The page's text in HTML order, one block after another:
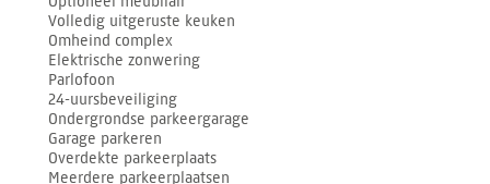
Volledig uitgeruste keuken
Omheind complex
Elektrische zonwering
Parlofoon
24-uursbeveiliging
Ondergrondse parkeergarage
Garage parkeren
Overdekte parkeerplaats
Meerdere parkeerplaatsen